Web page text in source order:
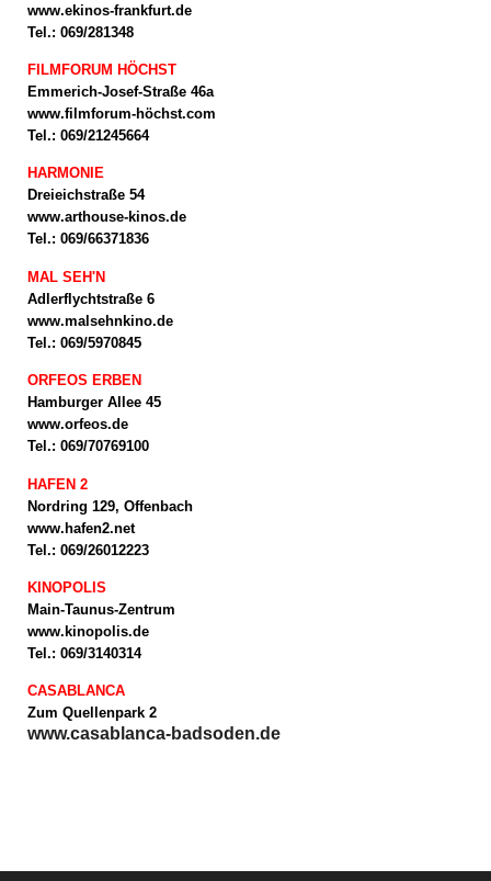
www.ekinos-frankfurt.de
Tel.: 069/281348
FILMFORUM HÖCHST
Emmerich-Josef-Straße 46a
www.filmforum-höchst.com
Tel.: 069/21245664
HARMONIE
Dreieichstraße 54
www.arthouse-kinos.de
Tel.: 069/66371836
MAL SEH'N
Adlerflychtstraße 6
www.malsehnkino.de
Tel.: 069/5970845
ORFEOS ERBEN
Hamburger Allee 45
www.orfeos.de
Tel.: 069/70769100
HAFEN 2
Nordring 129, Offenbach
www.hafen2.net
Tel.: 069/26012223
KINOPOLIS
Main-Taunus-Zentrum
www.kinopolis.de
Tel.: 069/3140314
CASABLANCA
Zum Quellenpark 2
www.casablanca-badsoden.de